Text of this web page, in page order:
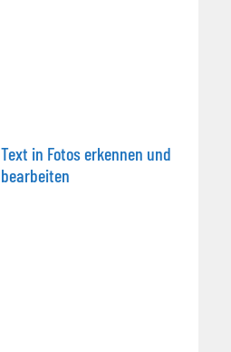
Text in Fotos erkennen und
bearbeiten